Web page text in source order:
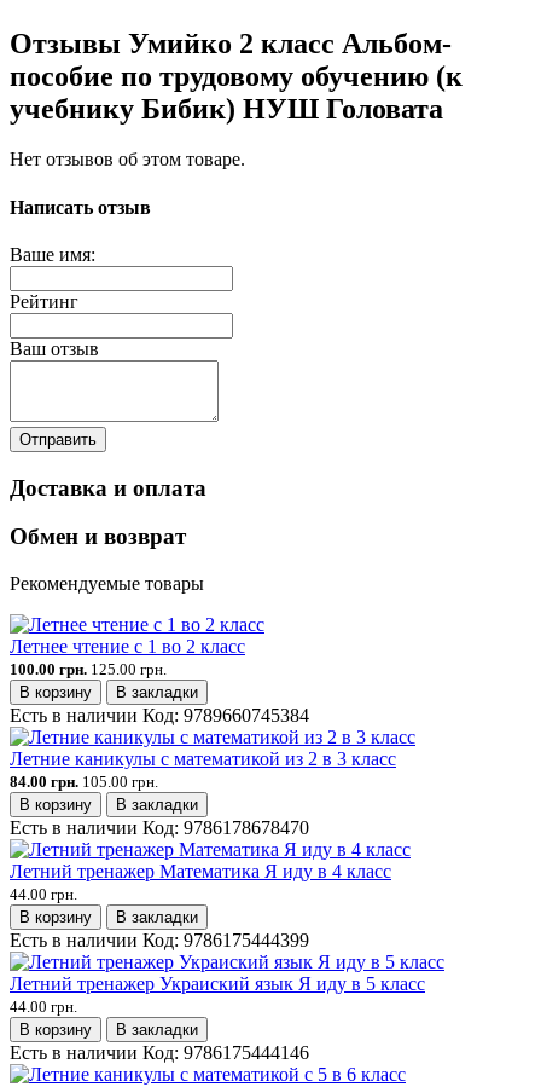
Отзывы Умийко 2 класс Альбом-
пособие по трудовому обучению (к
учебнику Бибик) НУШ Головата
Нет отзывов об этом товаре.
Написать отзыв
Ваше имя:
Рейтинг
Ваш отзыв
Отправить
Доставка и оплата
Обмен и возврат
Рекомендуемые товары
Летнее чтение с 1 во 2 класс
100.00 грн. 125.00 грн.
В корзину
В закладки
Есть в наличии Код: 9789660745384
Летние каникулы с математикой из 2 в 3 класс
84.00 грн. 105.00 грн.
В корзину
В закладки
Есть в наличии Код: 9786178678470
Летний тренажер Математика Я иду в 4 класс
44.00 грн.
В корзину
В закладки
Есть в наличии Код: 9786175444399
Летний тренажер Украиский язык Я иду в 5 класс
44.00 грн.
В корзину
В закладки
Есть в наличии Код: 9786175444146